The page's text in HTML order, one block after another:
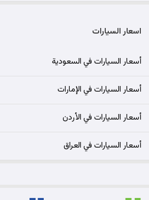
اسعار السيارات
أسعار السيارات في السعودية
أسعار السيارات في الإمارات
أسعار السيارات في الأردن
أسعار السيارات في العراق